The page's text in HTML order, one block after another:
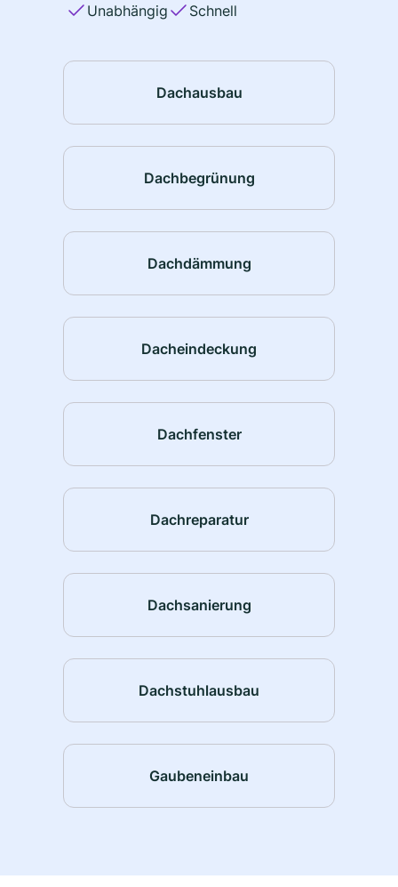
Unabhängig
Schnell
Dachausbau
Dachbegrünung
Dachdämmung
Dacheindeckung
Dachfenster
Dachreparatur
Dachsanierung
Dachstuhlausbau
Gaubeneinbau